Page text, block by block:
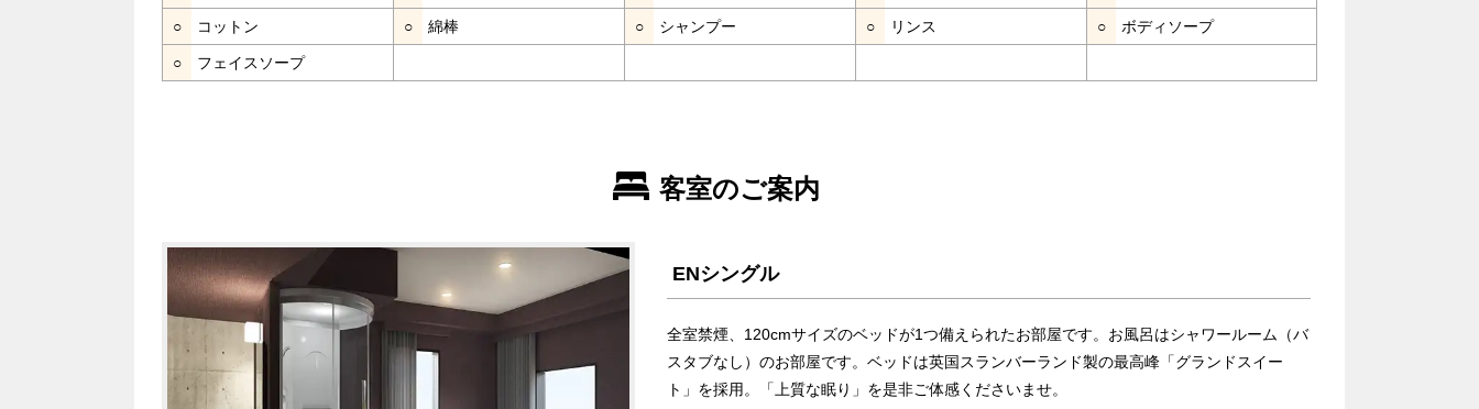
○ コットン ○ 綿棒 ○ シャンプー ○ リンス ○ ボディソープ
○ フェイスソープ
客室のご案内
ENシングル
全室禁煙、120cmサイズのベッドが1つ備えられたお部屋です。お風呂はシャワールーム（バ
スタブなし）のお部屋です。ベッドは英国スランバーランド製の最高峰「グランドスイー
ト」を採用。「上質な眠り」を是非ご体感くださいませ。